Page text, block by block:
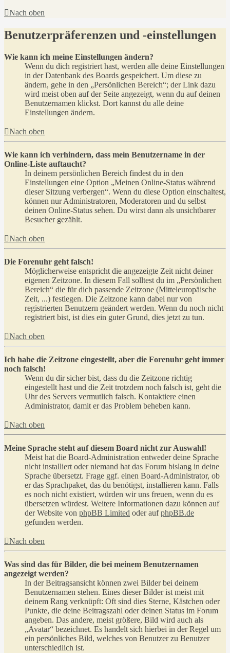
Nach oben
Benutzerpräferenzen und -einstellungen
Wie kann ich meine Einstellungen ändern?
Wenn du dich registriert hast, werden alle deine Einstellungen
in der Datenbank des Boards gespeichert. Um diese zu
ändern, gehe in den „Persönlichen Bereich“; der Link dazu
wird meist oben auf der Seite angezeigt, wenn du auf deinen
Benutzernamen klickst. Dort kannst du alle deine
Einstellungen ändern.
Nach oben
Wie kann ich verhindern, dass mein Benutzername in der
Online-Liste auftaucht?
In deinem persönlichen Bereich findest du in den
Einstellungen eine Option „Meinen Online-Status während
dieser Sitzung verbergen“. Wenn du diese Option einschaltest,
können nur Administratoren, Moderatoren und du selbst
deinen Online-Status sehen. Du wirst dann als unsichtbarer
Besucher gezählt.
Nach oben
Die Forenuhr geht falsch!
Möglicherweise entspricht die angezeigte Zeit nicht deiner
eigenen Zeitzone. In diesem Fall solltest du im „Persönlichen
Bereich“ die für dich passende Zeitzone (Mitteleuropäische
Zeit, ...) festlegen. Die Zeitzone kann dabei nur von
registrierten Benutzern geändert werden. Wenn du noch nicht
registriert bist, ist dies ein guter Grund, dies jetzt zu tun.
Nach oben
Ich habe die Zeitzone eingestellt, aber die Forenuhr geht immer
noch falsch!
Wenn du dir sicher bist, dass du die Zeitzone richtig
eingestellt hast und die Zeit trotzdem noch falsch ist, geht die
Uhr des Servers vermutlich falsch. Kontaktiere einen
Administrator, damit er das Problem beheben kann.
Nach oben
Meine Sprache steht auf diesem Board nicht zur Auswahl!
Meist hat die Board-Administration entweder deine Sprache
nicht installiert oder niemand hat das Forum bislang in deine
Sprache übersetzt. Frage ggf. einen Board-Administrator, ob
er das Sprachpaket, das du benötigst, installieren kann. Falls
es noch nicht existiert, würden wir uns freuen, wenn du es
übersetzen würdest. Weitere Informationen dazu können auf
der Website von phpBB Limited oder aufphpBB.de
gefunden werden.
Nach oben
Was sind das für Bilder, die bei meinem Benutzernamen
angezeigt werden?
In der Beitragsansicht können zwei Bilder bei deinem
Benutzernamen stehen. Eines dieser Bilder ist meist mit
deinem Rang verknüpft: Oft sind dies Sterne, Kästchen oder
Punkte, die deine Beitragszahl oder deinen Status im Forum
angeben. Das andere, meist größere, Bild wird auch als
„Avatar“ bezeichnet. Es handelt sich hierbei in der Regel um
ein persönliches Bild, welches von Benutzer zu Benutzer
unterschiedlich ist.